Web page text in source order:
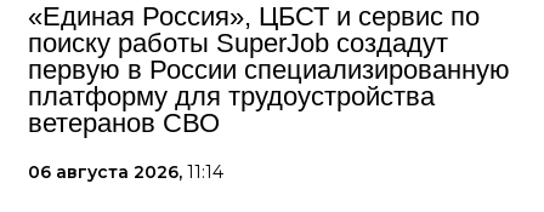
«Единая Россия», ЦБСТ и сервис по
поиску работы SuperJob создадут
первую в России специализированную
платформу для трудоустройства
ветеранов СВО
06 августа 2026, 11:14